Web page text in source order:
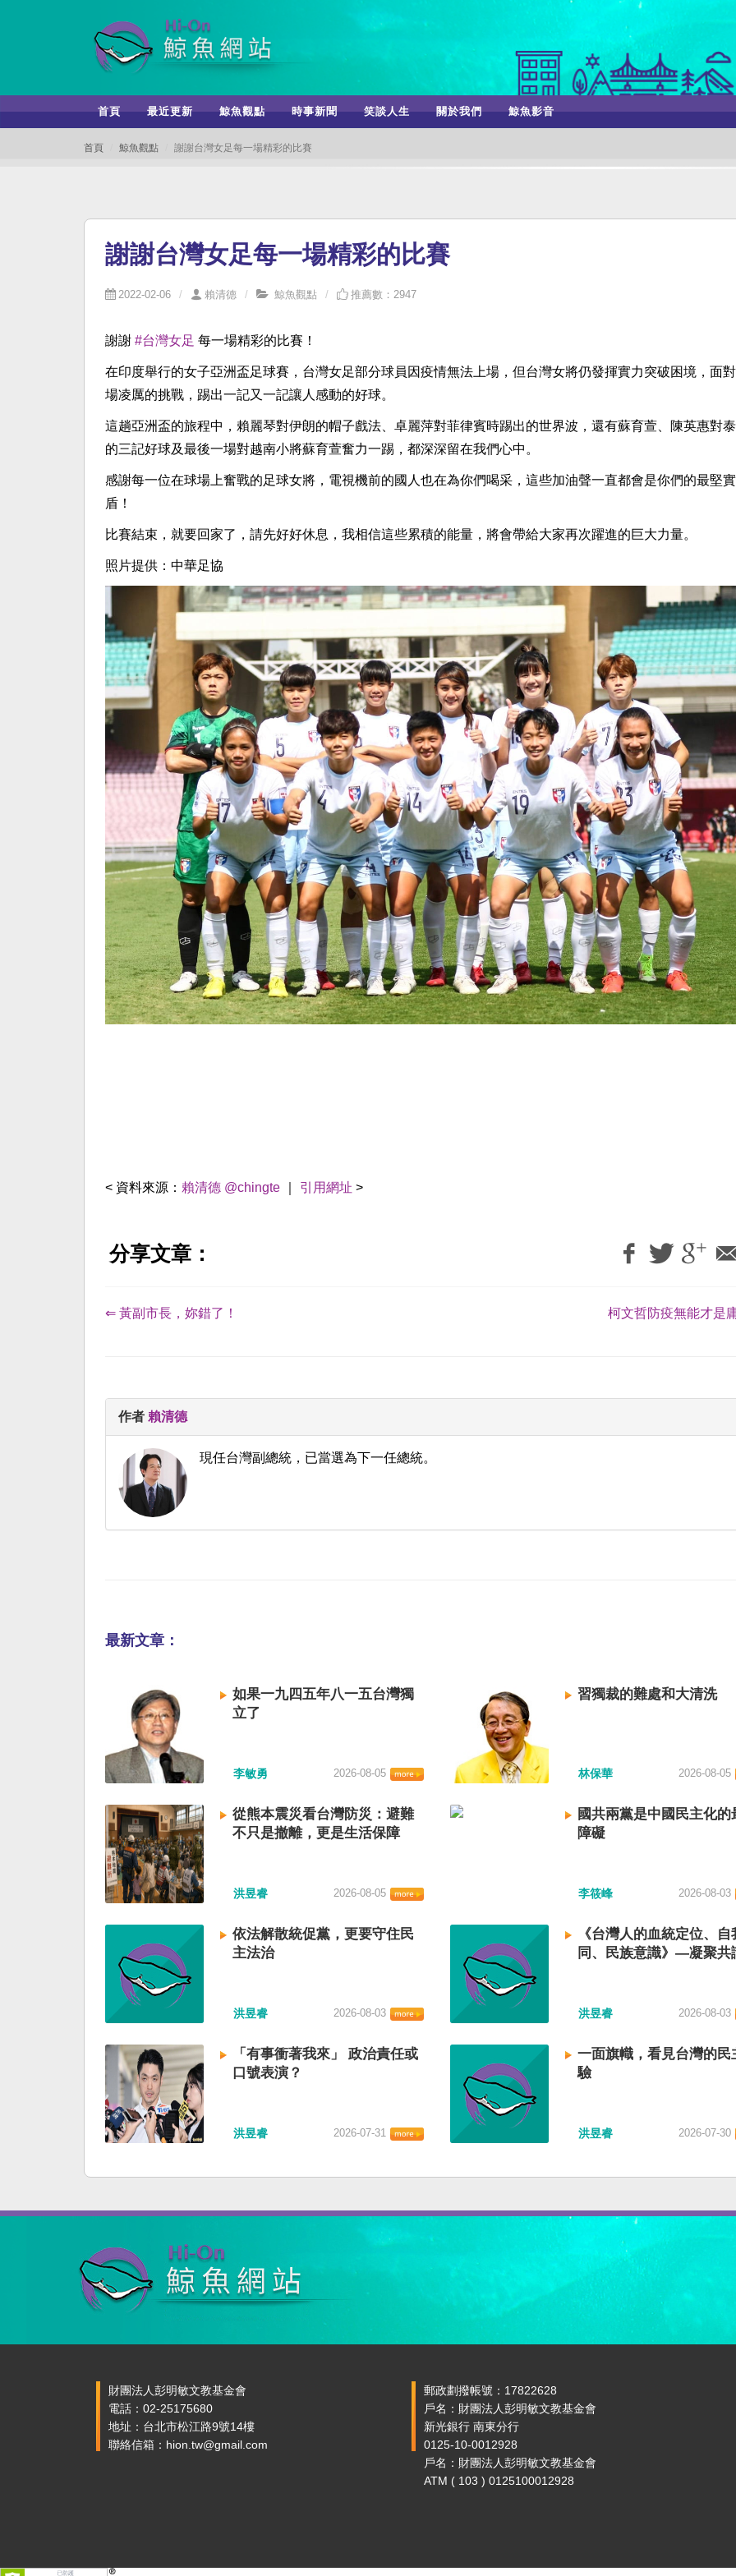
首頁 最近更新 鯨魚觀點 時事新聞 笑談人生 關於我們 鯨魚影音
首頁 鯨魚觀點 謝謝台灣女足每一場精彩的比賽
謝謝台灣女足每一場精彩的比賽
2022-02-06 賴清德 鯨魚觀點 推薦數：2947
謝謝 #台灣女足 每一場精彩的比賽！
在印度舉行的女子亞洲盃足球賽，台灣女足部分球員因疫情無法上場，但台灣女將仍發揮實力突破困境，面
場凌厲的挑戰，踢出一記又一記讓人感動的好球。
這趟亞洲盃的旅程中，賴麗琴對伊朗的帽子戲法、卓麗萍對菲律賓時踢出的世界波，還有蘇育萱、陳英惠對
的三記好球及最後一場對越南小將蘇育萱奮力一踢，都深深留在我們心中。
感謝每一位在球場上奮戰的足球女將，電視機前的國人也在為你們喝采，這些加油聲一直都會是你們的最堅
盾！
比賽結束，就要回家了，請先好好休息，我相信這些累積的能量，將會帶給大家再次躍進的巨大力量。
照片提供：中華足協
< 資料來源： 賴清德 @chingte 引用網址 >
分享文章：
⇐ 黃副市長，妳錯了！ 柯文哲防疫無能才是
作者 賴清德
現任台灣副總統，已當選為下一任總統。
最新文章：
如果一九四五年八一五台灣獨
立了
李敏勇 2026-08-05
習獨裁的難處和大清洗
林保華 2026-08-05
從熊本震災看台灣防災：避難
不只是撤離，更是生活保障
洪昱睿 2026-08-05
國共兩黨是中國民主化的
障礙
李筱峰 2026-08-03
依法解散統促黨，更要守住民
主法治
洪昱睿 2026-08-03
《台灣人的血統定位、自
同、民族意識》—凝聚共
洪昱睿 2026-08-03
「有事衝著我來」 政治責任或
口號表演？
洪昱睿 2026-07-31
一面旗幟，看見台灣的民
驗
洪昱睿 2026-07-30
財團法人彭明敏文教基金會
電話：02-25175680
地址：台北市松江路9號14樓
聯絡信箱：hion.tw@gmail.com
郵政劃撥帳號：17822628
戶名：財團法人彭明敏文教基金會
新光銀行 南東分行
0125-10-0012928
戶名：財團法人彭明敏文教基金會
ATM ( 103 ) 0125100012928